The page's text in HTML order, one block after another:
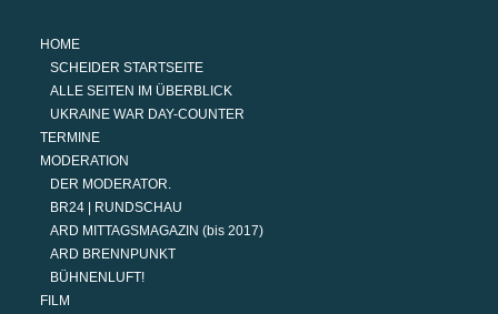
HOME
SCHEIDER STARTSEITE
ALLE SEITEN IM ÜBERBLICK
UKRAINE WAR DAY-COUNTER
TERMINE
MODERATION
DER MODERATOR.
BR24 | RUNDSCHAU
ARD MITTAGSMAGAZIN (bis 2017)
ARD BRENNPUNKT
BÜHNENLUFT!
FILM